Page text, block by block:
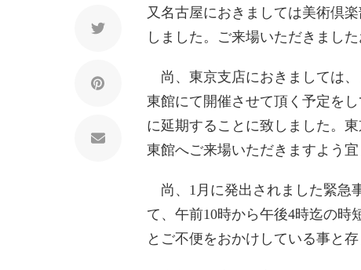
又名古屋におきましては美術倶
しました。ご来場いただきまし
尚、東京支店におきましては
東館にて開催させて頂く予定を
に延期することに致しました。
東館へご来場いただきますよう宜
尚、1月に発出されました緊急
て、午前10時から午後4時迄の
とご不便をおかけしている事と